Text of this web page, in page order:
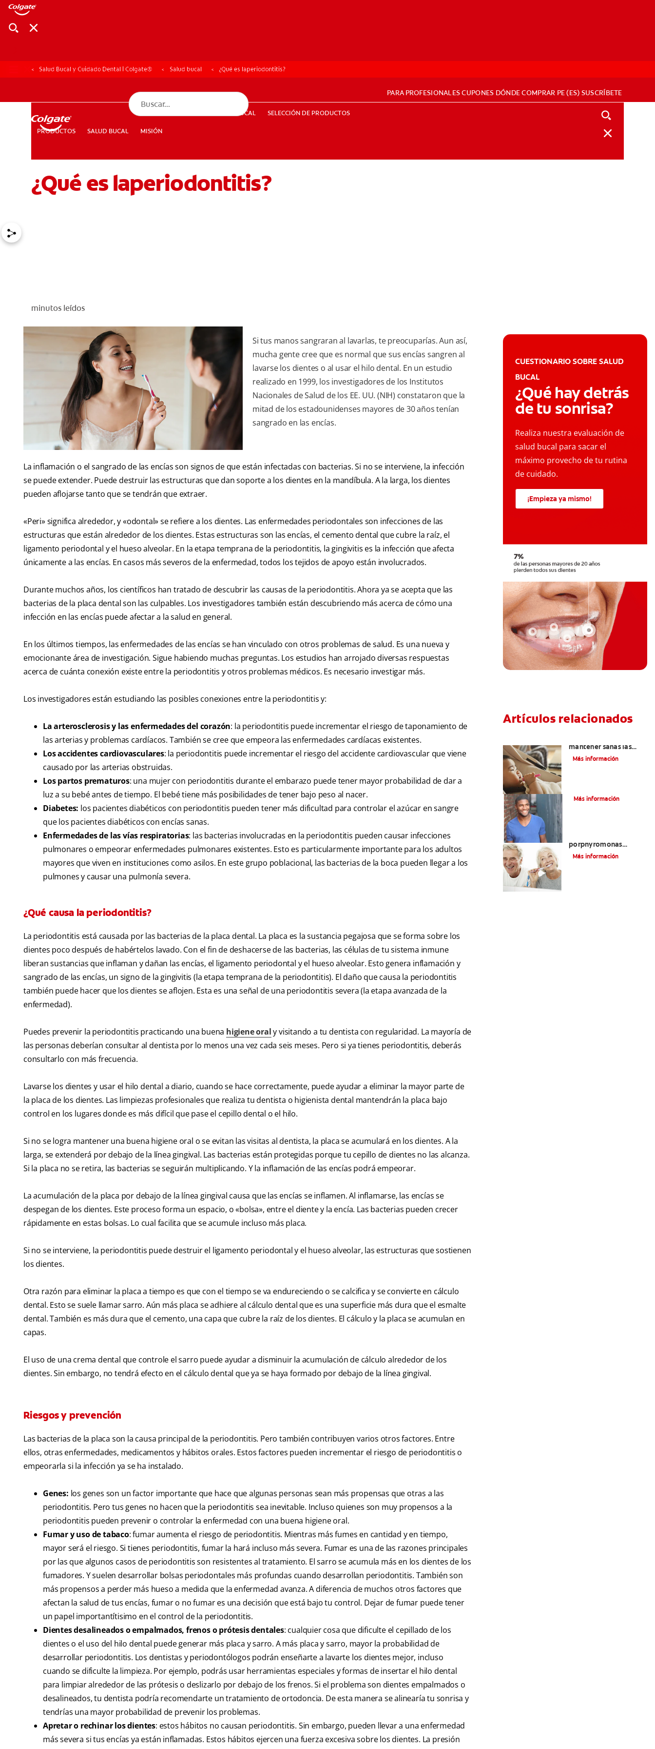
PRODUCTOS
CHEQUEO DE SALUD BUCAL
PARA PROFESIONALES CUPONES DÓNDE COMPRAR PE (ES) SUSCRÍBETE
PARA PROFESIONALESCUPONES DÓNDE COMPRAR PE (ES) SUSCRÍBETE
PRODUCTOS SALUD BUCAL MISIÓN
CHEQUEO DE SALUD BUCAL SELECCIÓN DE PRODUCTOS
Salud Bucal y Cuidado Dental | Colgate® Salud bucal ¿Qué es laperiodontitis?
¿Qué es laperiodontitis?
minutos leídos
Si tus manos sangraran al lavarlas, te preocuparías. Aun así,
mucha gente cree que es normal que sus encías sangren al
lavarse los dientes o al usar el hilo dental. En un estudio
realizado en 1999, los investigadores de los Institutos
Nacionales de Salud de los EE. UU. (NIH) constataron que la
mitad de los estadounidenses mayores de 30 años tenían
sangrado en las encías.
La inflamación o el sangrado de las encías son signos de que están infectadas con bacterias. Si no se interviene, la infección
se puede extender. Puede destruir las estructuras que dan soporte a los dientes en la mandíbula. A la larga, los dientes
pueden aflojarse tanto que se tendrán que extraer.
«Peri» significa alrededor, y «odontal» se refiere a los dientes. Las enfermedades periodontales son infecciones de las
estructuras que están alrededor de los dientes. Estas estructuras son las encías, el cemento dental que cubre la raíz, el
ligamento periodontal y el hueso alveolar. En la etapa temprana de la periodontitis, la gingivitis es la infección que afecta
únicamente a las encías. En casos más severos de la enfermedad, todos los tejidos de apoyo están involucrados.
Durante muchos años, los científicos han tratado de descubrir las causas de la periodontitis. Ahora ya se acepta que las
bacterias de la placa dental son las culpables. Los investigadores también están descubriendo más acerca de cómo una
infección en las encías puede afectar a la salud en general.
En los últimos tiempos, las enfermedades de las encías se han vinculado con otros problemas de salud. Es una nueva y
emocionante área de investigación. Sigue habiendo muchas preguntas. Los estudios han arrojado diversas respuestas
acerca de cuánta conexión existe entre la periodontitis y otros problemas médicos. Es necesario investigar más.
Los investigadores están estudiando las posibles conexiones entre la periodontitis y:
La arterosclerosis y las enfermedades del corazón: la periodontitis puede incrementar el riesgo de taponamiento de
las arterias y problemas cardíacos. También se cree que empeora las enfermedades cardíacas existentes.
Los accidentes cardiovasculares: la periodontitis puede incrementar el riesgo del accidente cardiovascular que viene
causado por las arterias obstruidas.
Los partos prematuros: una mujer con periodontitis durante el embarazo puede tener mayor probabilidad de dar a
luz a su bebé antes de tiempo. El bebé tiene más posibilidades de tener bajo peso al nacer.
Diabetes: los pacientes diabéticos con periodontitis pueden tener más dificultad para controlar el azúcar en sangre
que los pacientes diabéticos con encías sanas.
Enfermedades de las vías respiratorias: las bacterias involucradas en la periodontitis pueden causar infecciones
pulmonares o empeorar enfermedades pulmonares existentes. Esto es particularmente importante para los adultos
mayores que viven en instituciones como asilos. En este grupo poblacional, las bacterias de la boca pueden llegar a los
pulmones y causar una pulmonía severa.
¿Qué causa la periodontitis?
La periodontitis está causada por las bacterias de la placa dental. La placa es la sustancia pegajosa que se forma sobre los
dientes poco después de habértelos lavado. Con el fin de deshacerse de las bacterias, las células de tu sistema inmune
liberan sustancias que inflaman y dañan las encías, el ligamento periodontal y el hueso alveolar. Esto genera inflamación y
sangrado de las encías, un signo de la gingivitis (la etapa temprana de la periodontitis). El daño que causa la periodontitis
también puede hacer que los dientes se aflojen. Esta es una señal de una periodontitis severa (la etapa avanzada de la
enfermedad).
Puedes prevenir la periodontitis practicando una buena higiene oraly visitando a tu dentista con regularidad. La mayoría de
las personas deberían consultar al dentista por lo menos una vez cada seis meses. Pero si ya tienes periodontitis, deberás
consultarlo con más frecuencia.
Lavarse los dientes y usar el hilo dental a diario, cuando se hace correctamente, puede ayudar a eliminar la mayor parte de
la placa de los dientes. Las limpiezas profesionales que realiza tu dentista o higienista dental mantendrán la placa bajo
control en los lugares donde es más difícil que pase el cepillo dental o el hilo.
Si no se logra mantener una buena higiene oral o se evitan las visitas al dentista, la placa se acumulará en los dientes. A la
larga, se extenderá por debajo de la línea gingival. Las bacterias están protegidas porque tu cepillo de dientes no las alcanza.
Si la placa no se retira, las bacterias se seguirán multiplicando. Y la inflamación de las encías podrá empeorar.
La acumulación de la placa por debajo de la línea gingival causa que las encías se inflamen. Al inflamarse, las encías se
despegan de los dientes. Este proceso forma un espacio, o «bolsa», entre el diente y la encía. Las bacterias pueden crecer
rápidamente en estas bolsas. Lo cual facilita que se acumule incluso más placa.
Si no se interviene, la periodontitis puede destruir el ligamento periodontal y el hueso alveolar, las estructuras que sostienen
los dientes.
Otra razón para eliminar la placa a tiempo es que con el tiempo se va endureciendo o se calcifica y se convierte en cálculo
dental. Esto se suele llamar sarro. Aún más placa se adhiere al cálculo dental que es una superficie más dura que el esmalte
dental. También es más dura que el cemento, una capa que cubre la raíz de los dientes. El cálculo y la placa se acumulan en
capas.
El uso de una crema dental que controle el sarro puede ayudar a disminuir la acumulación de cálculo alrededor de los
dientes. Sin embargo, no tendrá efecto en el cálculo dental que ya se haya formado por debajo de la línea gingival.
Riesgos y prevención
Las bacterias de la placa son la causa principal de la periodontitis. Pero también contribuyen varios otros factores. Entre
ellos, otras enfermedades, medicamentos y hábitos orales. Estos factores pueden incrementar el riesgo de periodontitis o
empeorarla si la infección ya se ha instalado.
Genes: los genes son un factor importante que hace que algunas personas sean más propensas que otras a las
periodontitis. Pero tus genes no hacen que la periodontitis sea inevitable. Incluso quienes son muy propensos a la
periodontitis pueden prevenir o controlar la enfermedad con una buena higiene oral.
Fumar y uso de tabaco: fumar aumenta el riesgo de periodontitis. Mientras más fumes en cantidad y en tiempo,
mayor será el riesgo. Si tienes periodontitis, fumar la hará incluso más severa. Fumar es una de las razones principales
por las que algunos casos de periodontitis son resistentes al tratamiento. El sarro se acumula más en los dientes de los
fumadores. Y suelen desarrollar bolsas periodontales más profundas cuando desarrollan periodontitis. También son
más propensos a perder más hueso a medida que la enfermedad avanza. A diferencia de muchos otros factores que
afectan la salud de tus encías, fumar o no fumar es una decisión que está bajo tu control. Dejar de fumar puede tener
un papel importantítisimo en el control de la periodontitis.
Dientes desalineados o empalmados, frenos o prótesis dentales: cualquier cosa que dificulte el cepillado de los
dientes o el uso del hilo dental puede generar más placa y sarro. A más placa y sarro, mayor la probabilidad de
desarrollar periodontitis. Los dentistas y periodontólogos podrán enseñarte a lavarte los dientes mejor, incluso
cuando se dificulte la limpieza. Por ejemplo, podrás usar herramientas especiales y formas de insertar el hilo dental
para limpiar alrededor de las prótesis o deslizarlo por debajo de los frenos. Si el problema son dientes empalmados o
desalineados, tu dentista podría recomendarte un tratamiento de ortodoncia. De esta manera se alinearía tu sonrisa y
tendrías una mayor probabilidad de prevenir los problemas.
Apretar o rechinar los dientes: estos hábitos no causan periodontitis. Sin embargo, pueden llevar a una enfermedad
más severa si tus encías ya están inflamadas. Estos hábitos ejercen una fuerza excesiva sobre los dientes. La presión
CUESTIONARIO SOBRE SALUD
BUCAL
¿Qué hay detrás
de tu sonrisa?
Realiza nuestra evaluación de
salud bucal para sacar el
máximo provecho de tu rutina
de cuidado.
¡Empieza ya mismo!
Artículos relacionados
mantener sanas las
encías de su bebé
Más información
Más información
porphyromonas
gingivalis y la
Más información